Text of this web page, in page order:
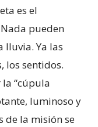
es el
pueden
lluvia. Ya las
los sentidos.
la “cúpula
luminoso y
de la misión se